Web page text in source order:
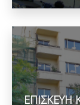
ΕΠΙΣΚΕΥΗ